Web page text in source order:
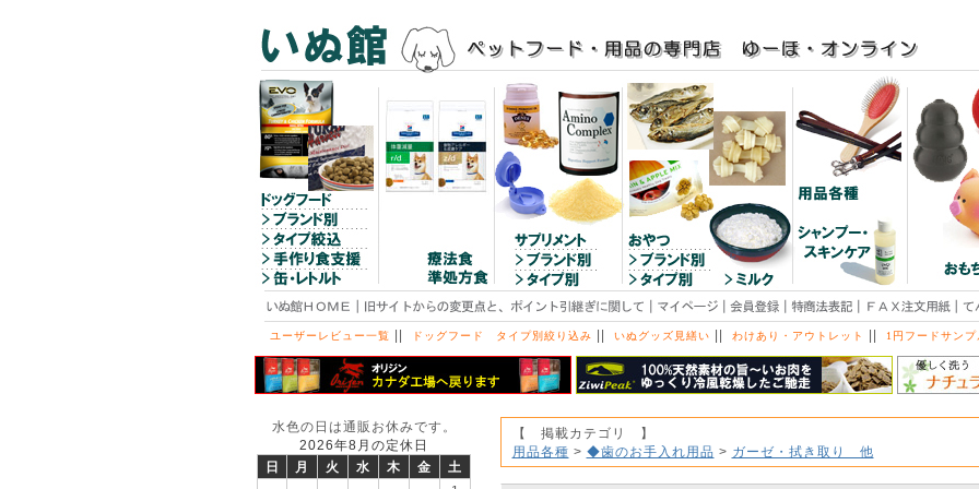
ユーザーレビュー一覧 || ドッグフード タイプ別絞り込み || いぬグッズ見繕い || わけあり・アウトレット || 1円フードサンプ
水色の日は通販お休みです。
2026年8月の定休日
日
月 火 水 木 金
土
【 掲載カテゴリ 】
用品各種 > ◆歯のお手入れ用品 > ガーゼ・拭き取り 他